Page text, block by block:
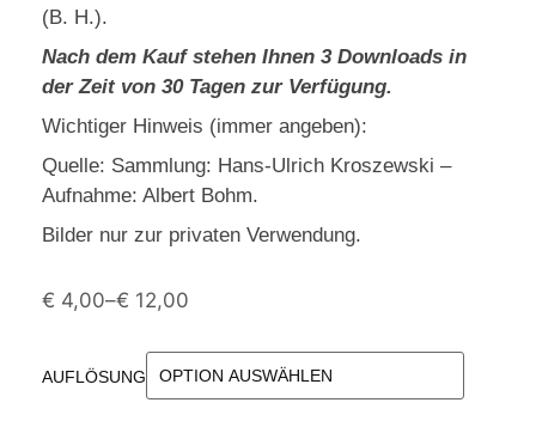
(B. H.).
Nach dem Kauf stehen Ihnen 3 Downloads in
der Zeit von 30 Tagen zur Verfügung.
Wichtiger Hinweis (immer angeben):
Quelle: Sammlung: Hans-Ulrich Kroszewski –
Aufnahme: Albert Bohm.
Bilder nur zur privaten Verwendung.
€ 4,00–€ 12,00
AUFLÖSUNG